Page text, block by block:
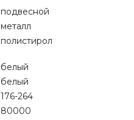
подвесной
металл
полистирол
белый
белый
176-264
80000